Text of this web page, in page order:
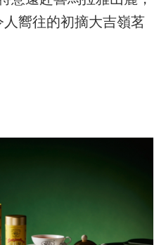
嚮往的初摘大吉嶺茗